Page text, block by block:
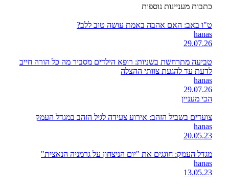
כתבות מעניינות נוספות
ט"ו באב: האם אהבה באמת עושה טוב ללב?
hanas
29.07.26
טביעה מתרחשת בשניות: רופא הילדים מסביר מה כל הורה חייב
לדעת עד להגעת צוותי ההצלה
hanas
29.07.26
הכי מעניין
צועדים בשביל הזהב: אירוע צעידה לגיל הזהב במגדל העמק
hanas
20.05.23
מגדל העמק: חוגגים את "יום הניצחון על גרמניה הנאצית"
hanas
13.05.23